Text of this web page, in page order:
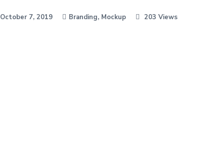
October 7, 2019 Branding, Mockup 203 Views